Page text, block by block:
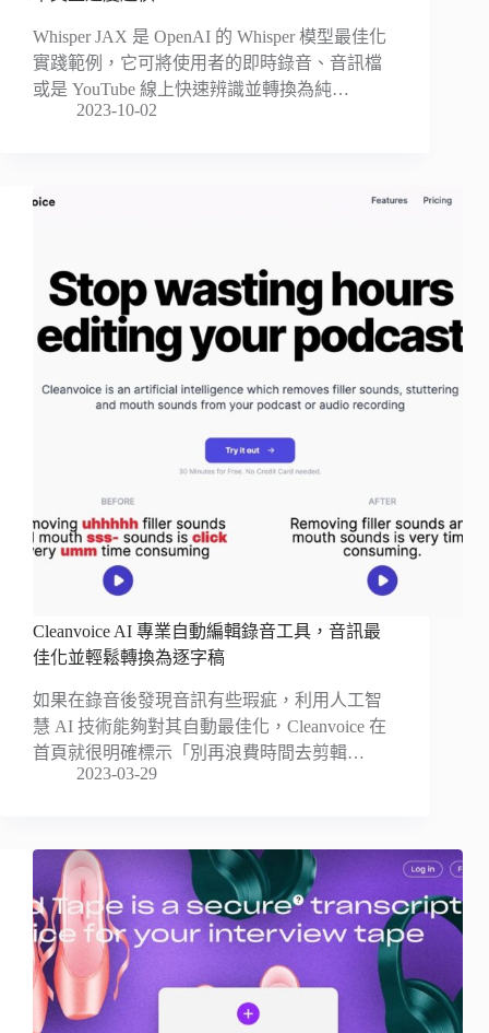
Whisper JAX 是 OpenAI 的 Whisper 模型最佳化
實踐範例，它可將使用者的即時錄音、音訊檔
或是 YouTube 線上快速辨識並轉換為純…
2023-10-02
Cleanvoice AI 專業自動編輯錄音工具，音訊最
佳化並輕鬆轉換為逐字稿
如果在錄音後發現音訊有些瑕疵，利用人工智
慧 AI 技術能夠對其自動最佳化，Cleanvoice 在
首頁就很明確標示「別再浪費時間去剪輯…
2023-03-29